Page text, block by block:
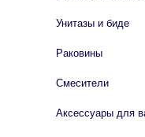
Унитазы и биде
Раковины
Смесители
Аксессуары для